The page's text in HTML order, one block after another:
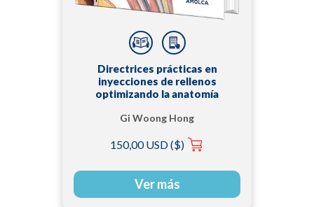
Directrices prácticas en
inyecciones de rellenos
optimizando la anatomía
Gi Woong Hong
150,00 USD ($)
Ver más